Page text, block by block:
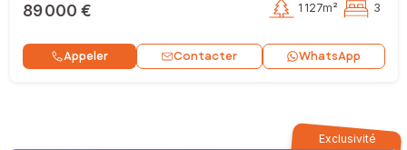
89 000 € 1 127m² 3
Appeler Contacter WhatsApp
Exclusivité